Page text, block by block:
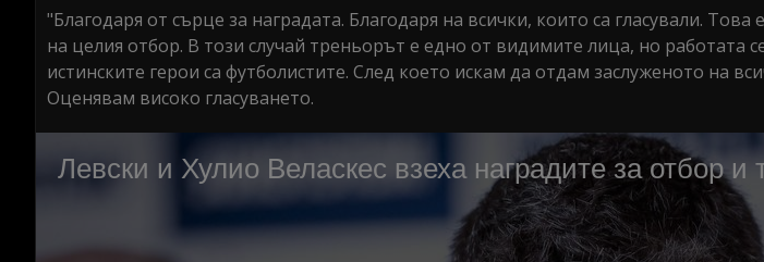
"Благодаря от сърце за наградата. Благодаря на всички, които са гласували.
на целия отбор. В този случай треньорът е едно от видимите лица, но работата
истинските герои са футболистите. След което искам да отдам заслуженото на
Оценявам високо гласуването.